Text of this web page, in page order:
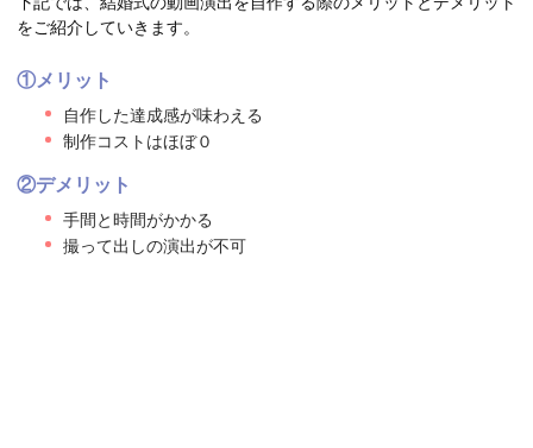
をご紹介していきます。
①メリット
自作した達成感が味わえる
制作コストはほぼ０
②デメリット
手間と時間がかかる
撮って出しの演出が不可